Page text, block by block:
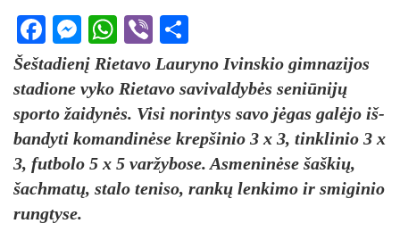
Facebook
Messenger
WhatsApp
Viber
Šeš­ta­die­nį Rie­ta­vo Lau­ry­no Ivins­kio gim­na­zi­jos
sta­dio­ne vy­ko Rie­ta­vo sa­vi­val­dy­bės se­niū­ni­jų
spor­to žai­dy­nės. Vi­si no­rin­tys sa­vo jė­gas ga­lė­jo iš­
ban­dy­ti ko­man­di­nė­se krep­ši­nio 3 x 3, tink­li­nio 3 x
3, fut­bo­lo 5 x 5 var­žy­bo­se. As­me­ni­nė­se šaš­kių,
šach­ma­tų, sta­lo te­ni­so, ran­kų len­ki­mo ir smi­gi­nio
rung­ty­se.